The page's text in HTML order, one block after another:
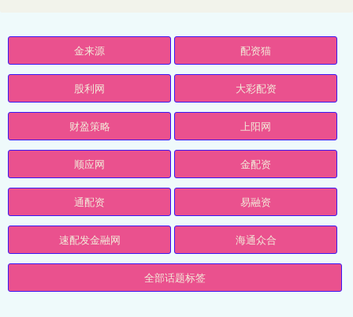
金来源 配资猫
股利网 大彩配资
财盈策略 上阳网
顺应网 金配资
通配资 易融资
速配发金融网 海通众合
全部话题标签